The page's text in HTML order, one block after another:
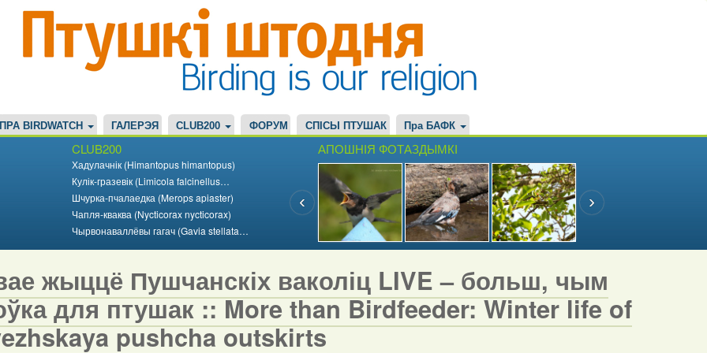
ПРА BIRDWATCH ГАЛЕРЭЯ CLUB200 ФОРУМ СПІСЫ ПТУШАК Пра БАФК
CLUB200
Хадулачнік (Himantopus himantopus)
Кулік-гразевік (Limicola falcinellus…
Шчурка-пчалаедка (Merops apiaster)
Чапля-кваква (Nycticorax nycticorax)
Чырвонаваллёвы гагач (Gavia stellata…
АПОШНІЯ ФОТАЗДЫМКІ
жыццё Пушчанскіх ваколіц LIVE – больш, чым
для птушак :: More than Birdfeeder: Winter life of
pushcha outskirts